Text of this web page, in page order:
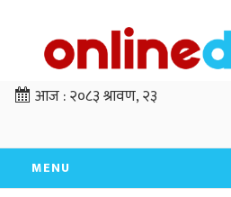
आज :२०८३ श्रावण, २३
MENU